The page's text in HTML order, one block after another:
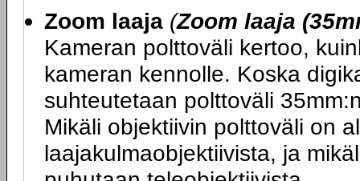
Zoom laaja (Zoom laaja
Kameran polttoväli kertoo,
kameran kennolle. Koska
suhteutetaan polttoväli
Mikäli objektiivin polttoväli on
laajakulmaobjektiivista, ja